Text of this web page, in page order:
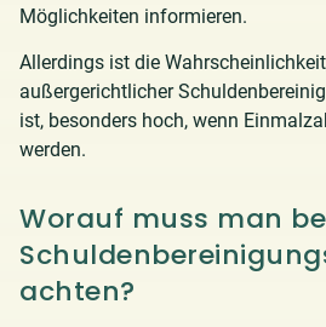
Möglichkeiten informieren.
Allerdings ist die
außergerichtlicher
ist, besonders hoch, wenn
werden.
Worauf muss man
achten?